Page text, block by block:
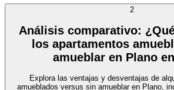
2
Análisis comparativo:
los apartamentos
amueblar en Plano
Explora las ventajas y desventajas de
amueblados versus sin amueblar en Plano,